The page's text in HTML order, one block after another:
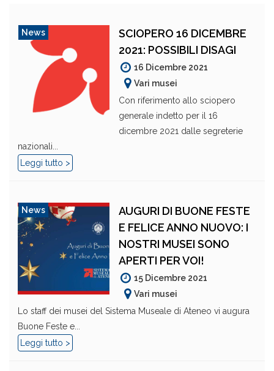
News
SCIOPERO 16 DICEMBRE
2021: POSSIBILI DISAGI
16 Dicembre 2021
Vari musei
Con riferimento allo sciopero
generale indetto per il 16
dicembre 2021 dalle segreterie
nazionali...
Leggi tutto >
News
AUGURI DI BUONE FESTE
E FELICE ANNO NUOVO: I
NOSTRI MUSEI SONO
APERTI PER VOI!
15 Dicembre 2021
Vari musei
Lo staff dei musei del Sistema Museale di Ateneo vi augura
Buone Feste e...
Leggi tutto >